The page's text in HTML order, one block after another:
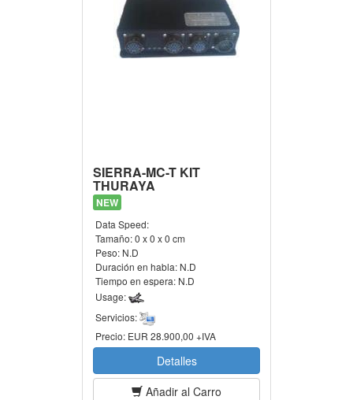
SIERRA-MC-T KIT
THURAYA
NEW
Data Speed:
Tamaño:0 x 0 x 0 cm
Peso: N.D
Duración en habla: N.D
Tiempo en espera: N.D
Usage:
Servicios:
Precio: EUR 28.900,00 +IVA
Detalles
Añadir al Carro